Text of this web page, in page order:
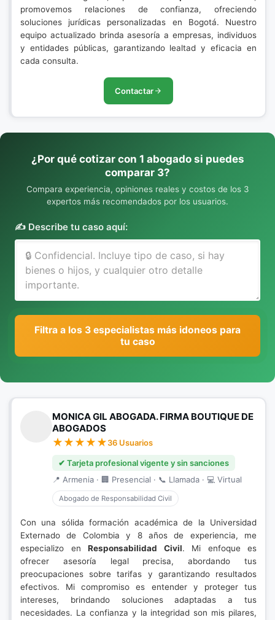
promovemos relaciones de confianza, ofreciendo
soluciones jurídicas personalizadas en Bogotá. Nuestro
equipo actualizado brinda asesoría a empresas, individuos
y entidades públicas, garantizando lealtad y eficacia en
cada consulta.
Contactar
¿Por qué cotizar con 1 abogado si puedes
comparar 3?
Compara experiencia, opiniones reales y costos de los 3
expertos más recomendados por los usuarios.
✍️ Describe tu caso aquí:
Filtra a los 3 especialistas más idoneos para
tu caso
MONICA GIL ABOGADA. FIRMA BOUTIQUE DE
ABOGADOS
36 Usuarios
✔ Tarjeta profesional vigente y sin sanciones
📍 Armenia · 🏢 Presencial · 📞 Llamada · 💻 Virtual
Abogado de Responsabilidad Civil
Con una sólida formación académica de la Universidad
Externado de Colombia y 8 años de experiencia, me
especializo en Responsabilidad Civil. Mi enfoque es
ofrecer asesoría legal precisa, abordando tus
preocupaciones sobre tarifas y garantizando resultados
efectivos. Mi compromiso es entender y proteger tus
intereses, brindando soluciones adaptadas a tus
necesidades. La confianza y la integridad son mis pilares,